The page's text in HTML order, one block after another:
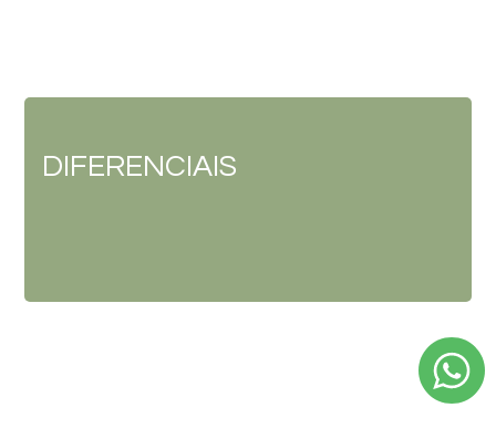
DIFERENCIAIS